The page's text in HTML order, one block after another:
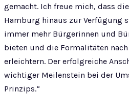
gemacht. Ich freue mich, dass
Hamburg hinaus zur Verfügung
immer mehr Bürgerinnen und
bieten und die Formalitäten
erleichtern. Der erfolgreiche
wichtiger Meilenstein bei der
Prinzips.“